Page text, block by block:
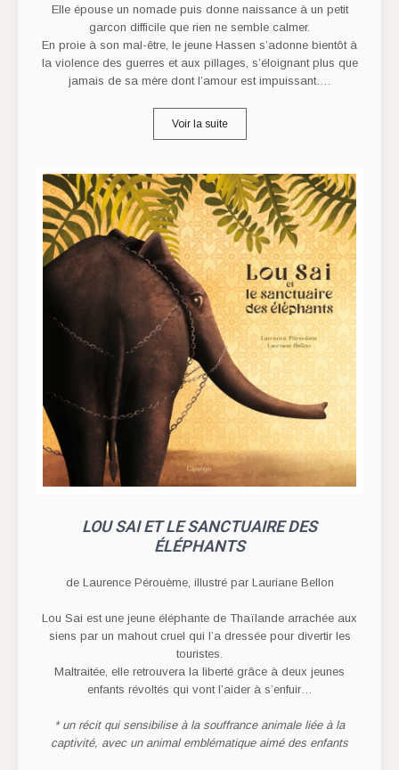
Elle épouse un nomade puis donne naissance à un petit
garcon difficile que rien ne semble calmer.
En proie à son mal-être, le jeune Hassen s’adonne bientôt à
la violence des guerres et aux pillages, s’éloignant plus que
jamais de sa mère dont l’amour est impuissant….
Voir la suite
LOU SAI ET LE SANCTUAIRE DES
ÉLÉPHANTS
de Laurence Pérouème, illustré par Lauriane Bellon
Lou Sai est une jeune éléphante de Thaïlande arrachée aux
siens par un mahout cruel qui l’a dressée pour divertir les
touristes.
Maltraitée, elle retrouvera la liberté grâce à deux jeunes
enfants révoltés qui vont l’aider à s’enfuir…
* un récit qui sensibilise à la souffrance animale liée à la
captivité, avec un animal emblématique aimé des enfants